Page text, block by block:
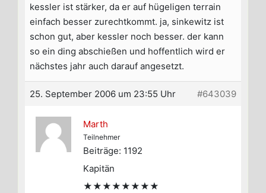
kessler ist stärker, da er auf hügeligen terrain
einfach besser zurechtkommt. ja, sinkewitz ist
schon gut, aber kessler noch besser. der kann
so ein ding abschießen und hoffentlich wird er
nächstes jahr auch darauf angesetzt.
25. September 2006 um 23:55 Uhr #643039
Marth
Teilnehmer
Beiträge: 1192
Kapitän
★★★★★★★★